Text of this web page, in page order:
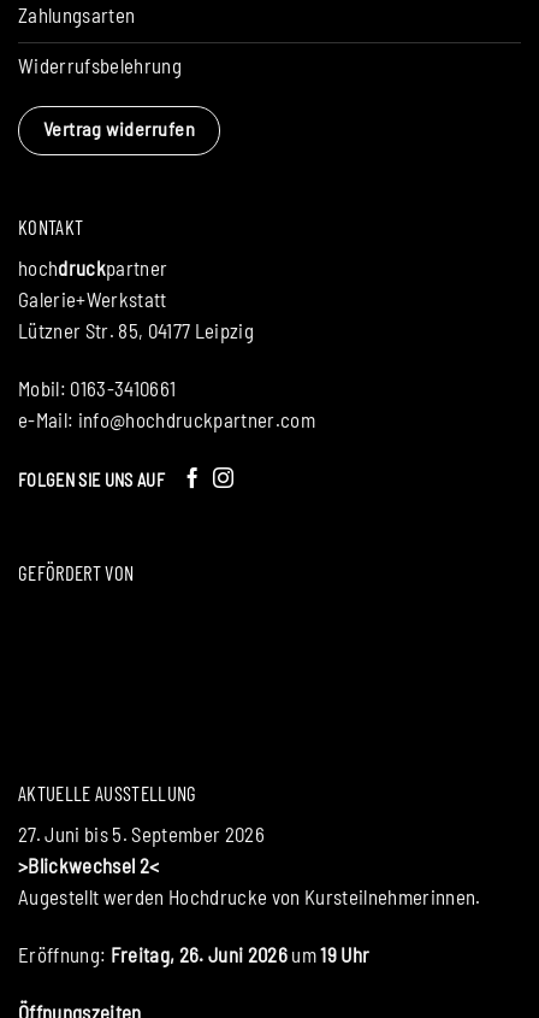
KONTAKT
hochdruckpartner
Galerie+Werkstatt
Lützner Str. 85, 04177 Leipzig
Mobil: 0163-3410661
e-Mail: info@hochdruckpartner.com
FOLGEN SIE UNS AUF
GEFÖRDERT VON
AKTUELLE AUSSTELLUNG
27. Juni bis 5. September 2026
>Blickwechsel 2<
Augestellt werden Hochdrucke von Kursteilnehmerinnen.
Eröffnung: Freitag, 26. Juni 2026 um19 Uhr
Öffnungszeiten
Zahlungsarten
Widerrufsbelehrung
Vertrag widerrufen